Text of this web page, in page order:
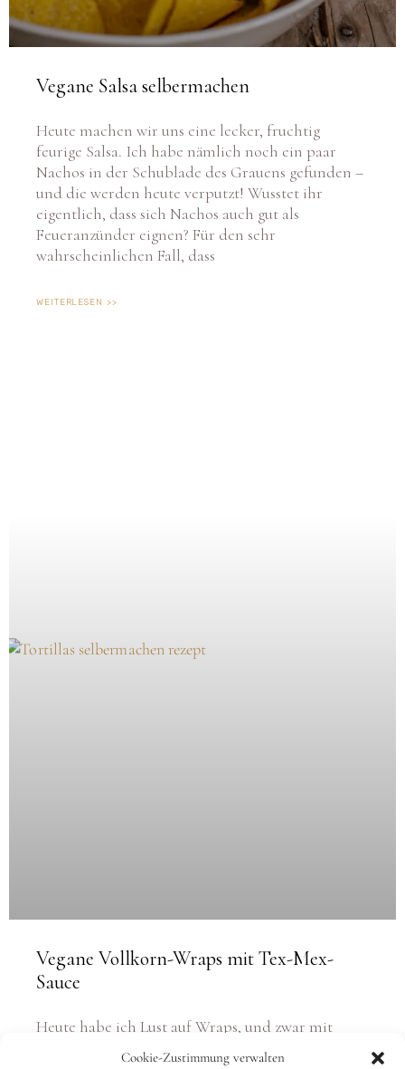
Cookie-Zustimmung verwalten
Vegane Salsa selbermachen
Heute machen wir uns eine lecker, fruchtig
feurige Salsa. Ich habe nämlich noch ein paar
Nachos in der Schublade des Grauens gefunden –
und die werden heute verputzt! Wusstet ihr
eigentlich, dass sich Nachos auch gut als
Feueranzünder eignen? Für den sehr
wahrscheinlichen Fall, dass
WEITERLESEN >>
Vegane Vollkorn-Wraps mit Tex-Mex-
Sauce
Heute habe ich Lust auf Wraps, und zwar mit
einer gehörigen Portion frischem Gemüse. Oft